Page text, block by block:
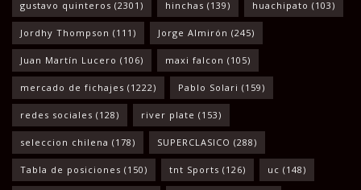
gustavo quinteros (2301) hinchas (139) huachipato (103)
Jordhy Thompson (111) Jorge Almirón (245)
Juan Martín Lucero (106) maxi falcon (105)
mercado de fichajes (1222) Pablo Solari (159)
redes sociales (128) river plate (153)
seleccion chilena (178) SUPERCLASICO (288)
Tabla de posiciones (150) tnt Sports (126) uc (148)